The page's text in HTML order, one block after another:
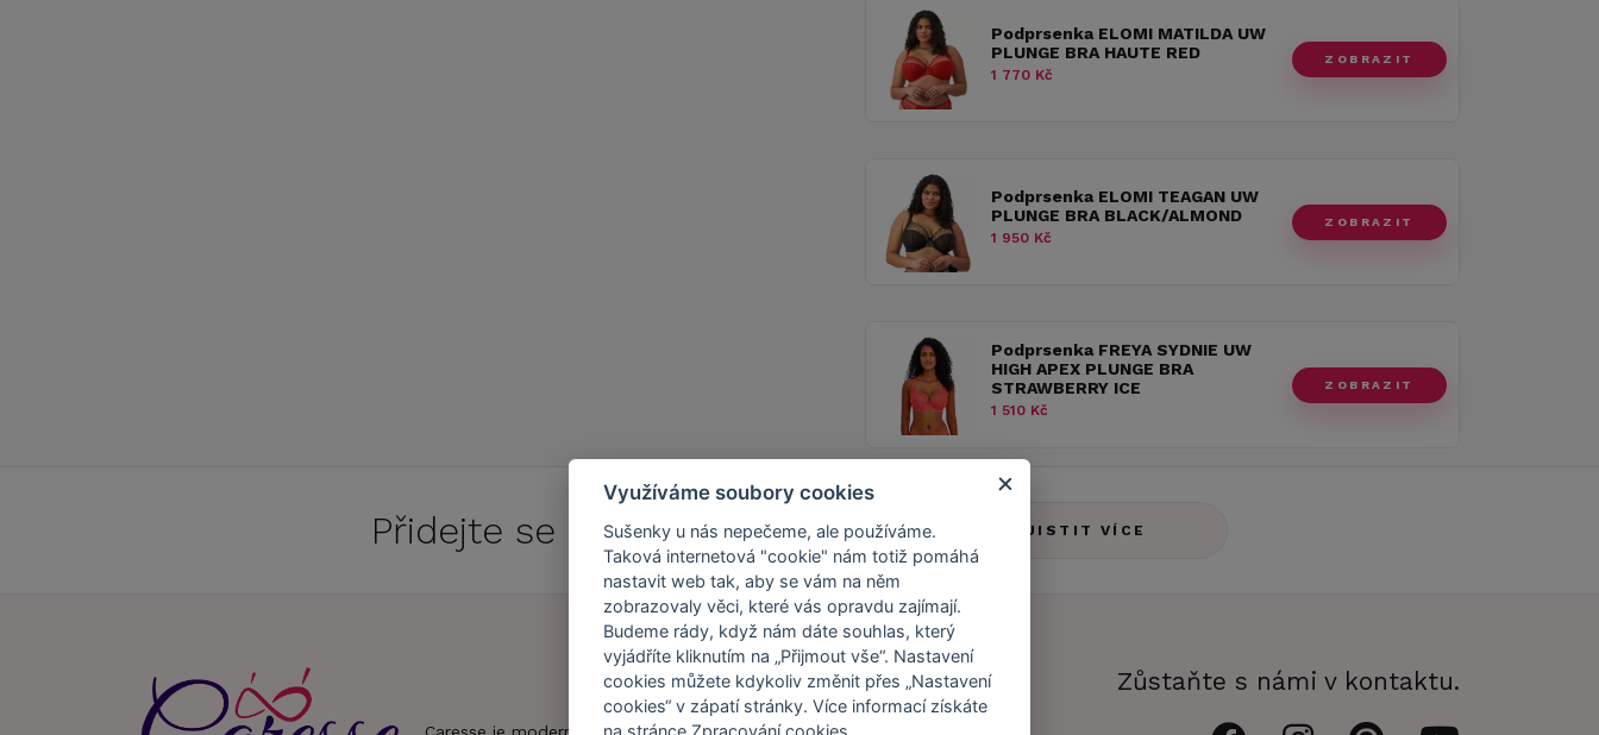
Podprsenka ELOMI MATILDA UW
PLUNGE BRA HAUTE RED
1 770 Kč
ZOBRAZIT
Podprsenka ELOMI TEAGAN UW
PLUNGE BRA BLACK/ALMOND
1 950 Kč
ZOBRAZIT
Podprsenka FREYA SYDNIE UW
HIGH APEX PLUNGE BRA
STRAWBERRY ICE
1 510 Kč
ZOBRAZIT
Přidejte se doCaresse Clubu! ZJISTIT VÍCE
Caresse je moderní obchod s
Náš příběh Zákaznický účet Zůstaňte s námi v kontaktu.
Využíváme soubory cookies
Sušenky u nás nepečeme, ale používáme.
Taková internetová "cookie" nám totiž pomáhá
nastavit web tak, aby se vám na něm
zobrazovaly věci, které vás opravdu zajímají.
Budeme rády, když nám dáte souhlas, který
vyjádříte kliknutím na „Přijmout vše“. Nastavení
cookies můžete kdykoliv změnit přes „Nastavení
cookies“ v zápatí stránky. Více informací získáte
na stránce Zpracování cookies